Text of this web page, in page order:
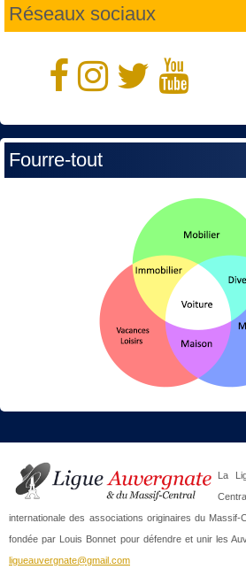
Réseaux sociaux
Fourre-tout
La
internationale des associations originaires du
fondée par Louis Bonnet pour défendre et unir les
ligueauvergnate@gmail.com